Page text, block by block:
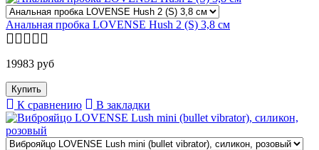
Анальная пробка LOVENSE Hush 2 (S) 3,8 см
19983 руб
К сравнению В закладки